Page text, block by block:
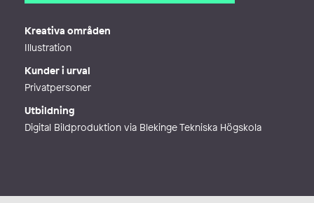
wallard
Kreativa områden
Illustration
Kunder i urval
Privatpersoner
Utbildning
Digital Bildproduktion via Blekinge Tekniska Högskola